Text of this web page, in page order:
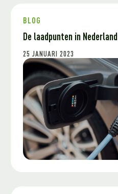
BLOG
De laadpunten in Nederland
25 JANUARI 2023